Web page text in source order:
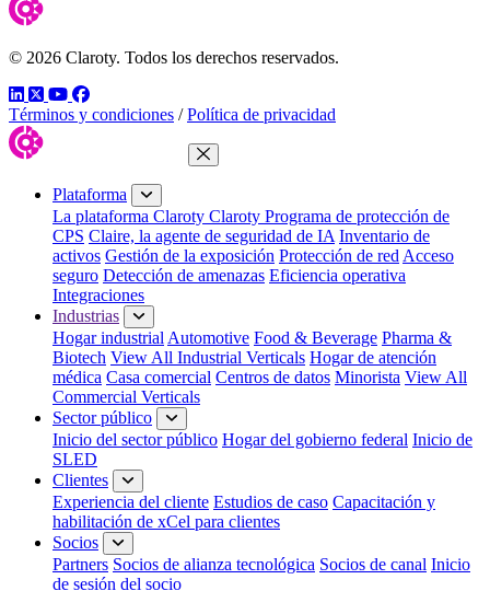
© 2026 Claroty. Todos los derechos reservados.
LinkedIn
TwitterYouTube
Facebook
Términos y condiciones / Política de privacidad
Cerrar menú
Plataforma
La plataforma Claroty Claroty Programa de protección de
CPS Claire, la agente de seguridad de IA Inventario de
activos Gestión de la exposición Protección de red Acceso
seguro Detección de amenazas Eficiencia operativa
Integraciones
Industrias
Hogar industrial Automotive Food & Beverage Pharma &
Biotech View All Industrial Verticals Hogar de atención
médica Casa comercial Centros de datos Minorista View All
Commercial Verticals
Sector público
Inicio del sector público Hogar del gobierno federal Inicio de
SLED
Clientes
Experiencia del cliente Estudios de caso Capacitación y
habilitación de xCel para clientes
Socios
Partners Socios de alianza tecnológica Socios de canal Inicio
de sesión del socio